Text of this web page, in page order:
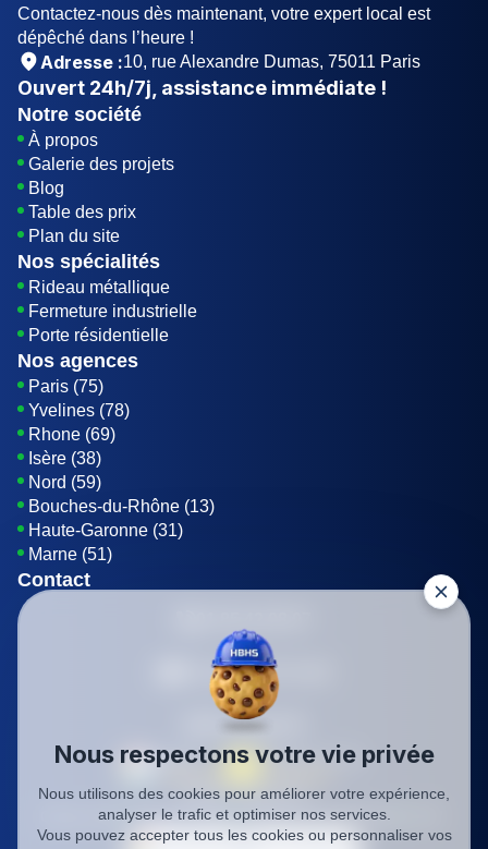
Contactez-nous dès maintenant, votre expert local est
dépêché dans l’heure !
Adresse :10, rue Alexandre Dumas, 75011 Paris
Ouvert 24h/7j , assistance immédiate !
Notre société
À propos
Galerie des projets
Blog
Table des prix
Plan du site
Nos spécialités
Rideau métallique
Fermeture industrielle
Porte résidentielle
Nos agences
Paris (75)
Yvelines (78)
Rhone (69)
Isère (38)
Nord (59)
Bouches-du-Rhône (13)
Haute-Garonne (31)
Marne (51)
Contact
Envoyer un E-mail
Être rappelé
SIREN: 819116823
Charte qualité Mentions légales Politique de confidentialité
Nous respectons votre vie privée
Nous utilisons des cookies pour améliorer votre expérience,
analyser le trafic et optimiser nos services.
Vous pouvez accepter tous les cookies ou personnaliser vos